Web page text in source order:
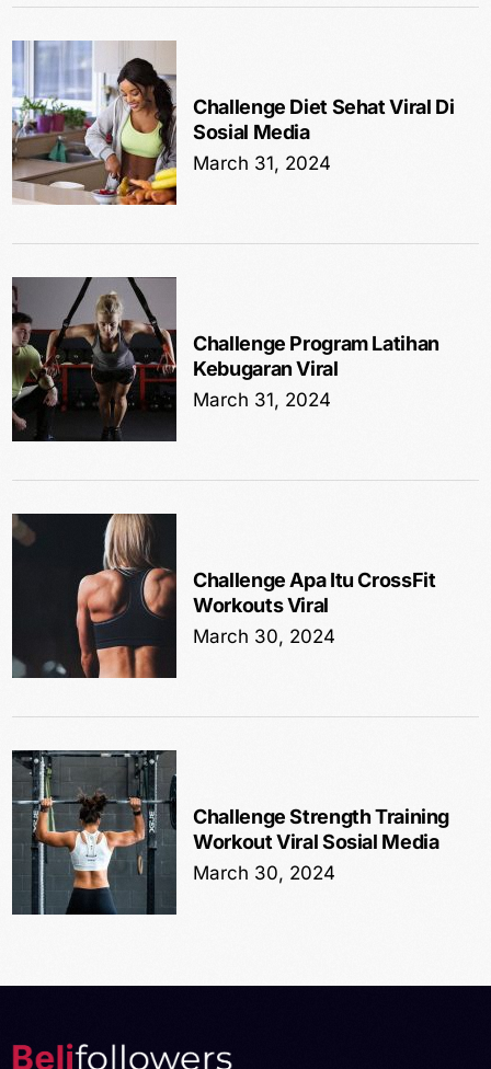
Challenge Diet Sehat Viral Di
Sosial Media
March 31, 2024
Challenge Program Latihan
Kebugaran Viral
March 31, 2024
Challenge Apa Itu CrossFit
Workouts Viral
March 30, 2024
Challenge Strength Training
Workout Viral Sosial Media
March 30, 2024